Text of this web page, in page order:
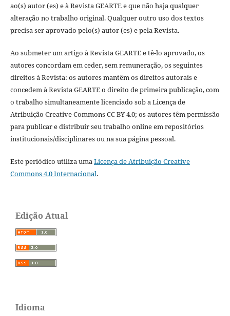
ao(s) autor (es) e à Revista GEARTE e que não haja qualquer
alteração no trabalho original. Qualquer outro uso dos textos
precisa ser aprovado pelo(s) autor (es) e pela Revista.
Ao submeter um artigo à Revista GEARTE e tê-lo aprovado, os
autores concordam em ceder, sem remuneração, os seguintes
direitos à Revista: os autores mantêm os direitos autorais e
concedem à Revista GEARTE o direito de primeira publicação, com
o trabalho simultaneamente licenciado sob a Licença de
Atribuição Creative Commons CC BY 4.0; os autores têm permissão
para publicar e distribuir seu trabalho online em repositórios
institucionais/disciplinares ou na sua página pessoal.
Este periódico utiliza uma Licença de Atribuição Creative
Commons 4.0 Internacional.
Edição Atual
Idioma